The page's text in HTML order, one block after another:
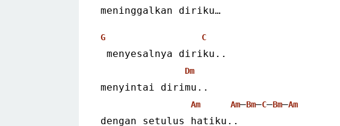
meninggalkan diriku…
G C
menyesalnya diriku..
Dm
menyintai dirimu..
Am Am–Bm–C–Bm–Am
dengan setulus hatiku..